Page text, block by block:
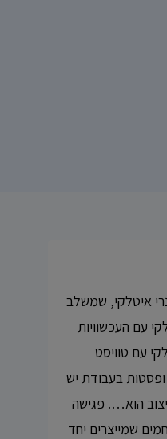
איטלקי, שמשלב
עם העכשוויות
עם טוויסט
ופסטות בעבודת יש
הוא…. פגישה
שמייצרים יחד